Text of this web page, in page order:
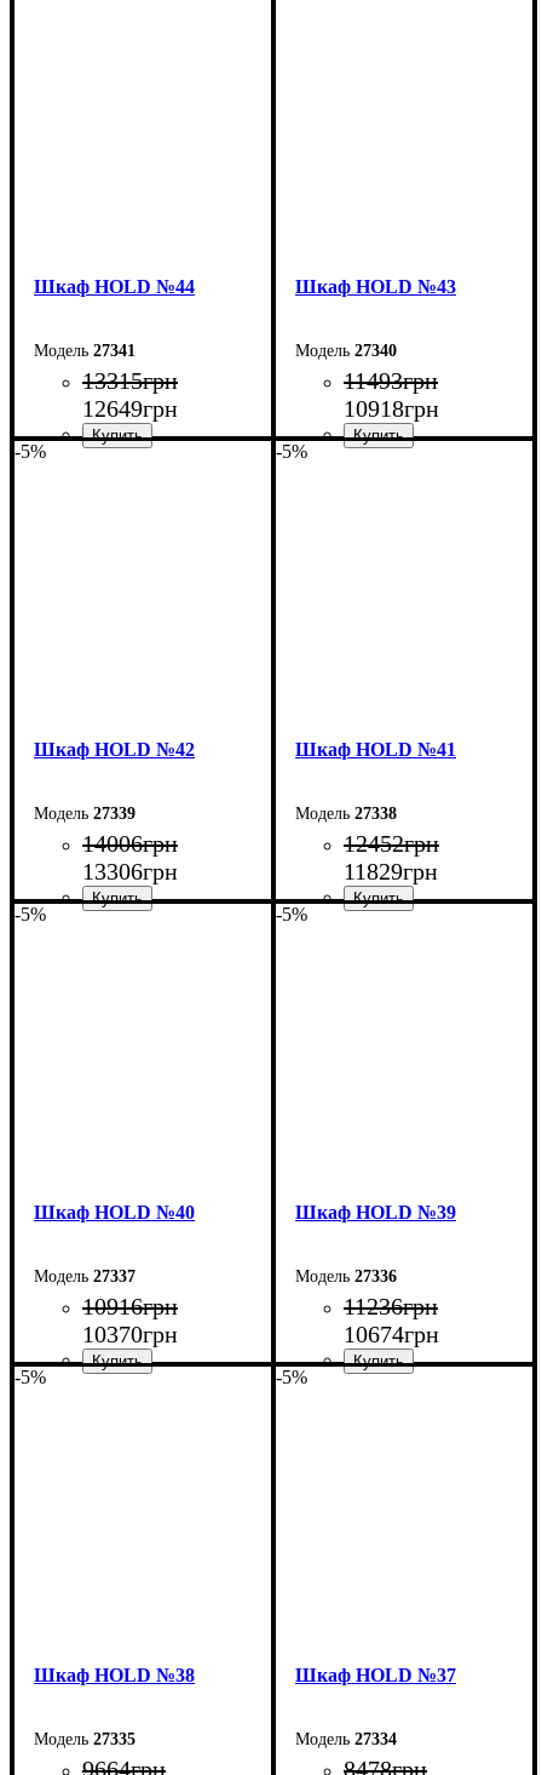
Шкаф НOLD №44
27341
13315грн
12649грн
Шкаф НOLD №43
27340
11493грн
10918грн
-5%
Шкаф НOLD №42
27339
14006грн
13306грн
-5%
Шкаф НOLD №41
27338
12452грн
11829грн
-5%
Шкаф НOLD №40
27337
10916грн
10370грн
-5%
Шкаф НOLD №39
27336
11236грн
10674грн
-5%
Шкаф НOLD №38
27335
9664грн
-5%
Шкаф НOLD №37
27334
8478грн